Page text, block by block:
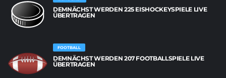
DEMNÄCHST WERDEN 225 EISHOCKEYSPIELE LIVE
ÜBERTRAGEN
FOOTBALL
DEMNÄCHST WERDEN 207 FOOTBALLSPIELE LIVE
ÜBERTRAGEN